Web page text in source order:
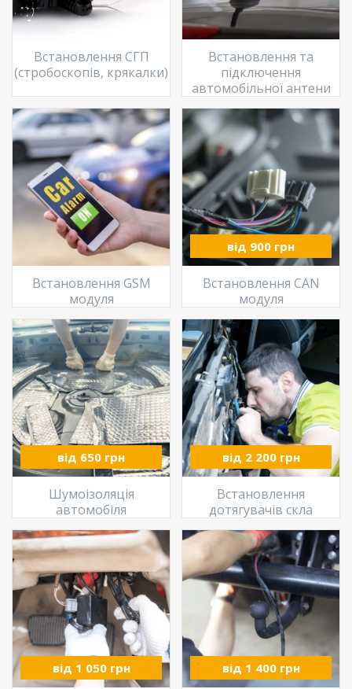
Встановлення СГП
(стробоскопів, крякалки)
Встановлення та
підключення
автомобільної антени
Встановлення GSM
модуля
від 900 грн
Встановлення CAN
модуля
від 650 грн
Шумоізоляція
автомобіля
від 2 200 грн
Встановлення
дотягувачів скла
від 1 050 грн від 1 400 грн